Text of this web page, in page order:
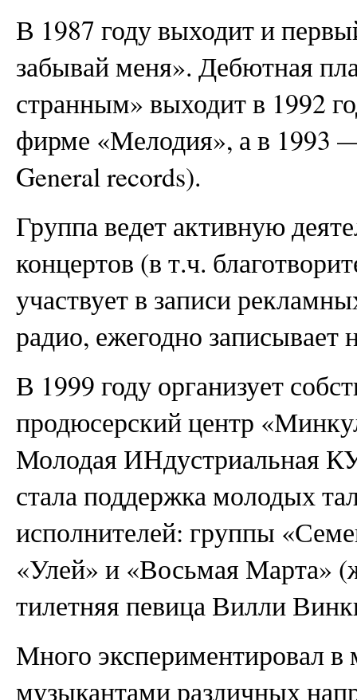
В 1987 году выходит и
забывай меня». Дебютная
странным» выходит в 1992
фирме «Мелодия», а в 1993
General records).
Группа ведет активную
концертов (в т.ч.
участвует в записи
радио, ежегодно
В 1999 году организует
продюсерский центр
Молодая ИНдустриальная
стала поддержка молодых
исполнителей: группы
«Улей» и «Восьмая Марта»
тилетняя певица Вилли
Много экспериментировал в
музыкантами различных